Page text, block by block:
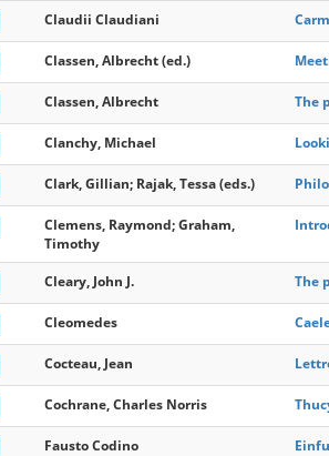
Claudii Claudiani
Classen, Albrecht (ed.)
Classen, Albrecht The
Clanchy, Michael
Clark, Gillian; Rajak, Tessa (eds.)
Clemens, Raymond; Graham,
Timothy
Cleary, John J. The
Cleomedes
Cocteau, Jean
Cochrane, Charles Norris
Fausto Codino